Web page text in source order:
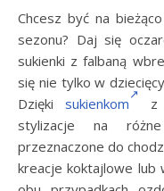
Chcesz być na
sezonu? Daj się
sukienki z falbaną
się nie tylko w
Dziękisukienkom
z
stylizacje na
przeznaczone do
kreacje koktajlowe lub